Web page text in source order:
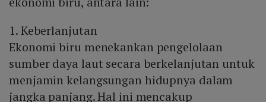
1. Keberlanjutan
Ekonomi biru menekankan pengelolaan
sumber daya laut secara berkelanjutan untuk
menjamin kelangsungan hidupnya dalam
jangka panjang. Hal ini mencakup